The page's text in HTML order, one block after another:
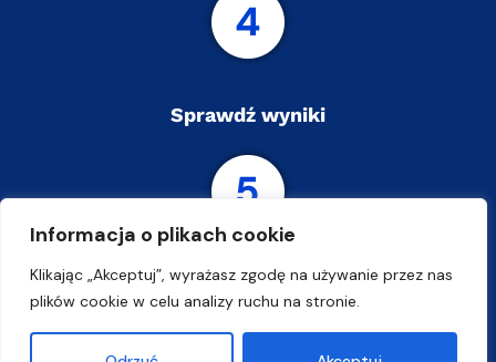
Informacja o plikach cookie
Klikając „Akceptuj”, wyrażasz zgodę na używanie przez nas
plików cookie w celu analizy ruchu na stronie.
Sprawdź wyniki
Złóż dokumenty